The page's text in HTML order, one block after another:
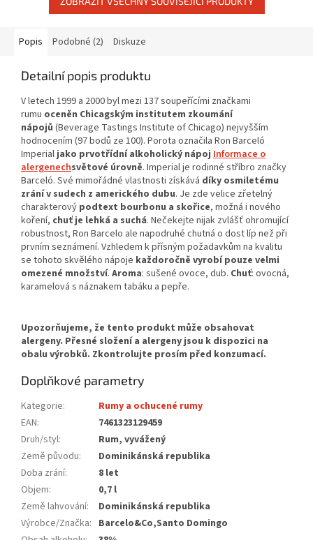
Popis Podobné (2) Diskuze
Detailní popis produktu
V letech 1999 a 2000 byl mezi 137 soupeřícími značkami
rumu oceněn Chicagským institutem zkoumání
nápojů (Beverage Tastings Institute of Chicago) nejvyšším
hodnocením (97 bodů ze 100). Porota označila Ron Barceló
Imperial jako prvotřídní alkoholický nápoj Informace o
alergenechsvětové úrovně. Imperial je rodinné stříbro značky
Barceló. Své mimořádné vlastnosti získává díky osmiletému
zrání v sudech z amerického dubu. Je zde velice zřetelný
charakterový podtext bourbonu a skořice, možná i nového
koření, chuť je lehká a suchá. Nečekejte nijak zvlášť ohromující
robustnost, Ron Barcelo ale napodruhé chutná o dost líp než při
prvním seznámení. Vzhledem k přísným požadavkům na kvalitu
se tohoto skvělého nápoje každoročně vyrobí pouze velmi
omezené množství. Aroma: sušené ovoce, dub. Chuť: ovocná,
karamelová s náznakem tabáku a pepře.
Doplňkové parametry
Kategorie:
Rumy a ochucené rumy
EAN:
7461323129459
Druh/styl:
Rum, vyvážený
Země původu:
Dominikánská republika
Doba zrání:
8 let
Objem:
0,7 l
Země lahvování:
Dominikánská republika
Výrobce/Značka: Barcelo&Co,Santo Domingo